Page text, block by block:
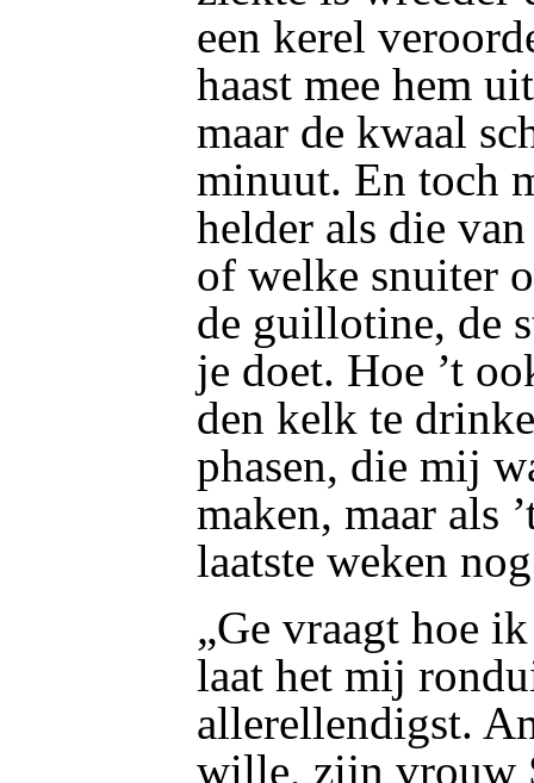
een kerel
haast mee hem
maar de kwaal
minuut. En toch
helder als die
of welke snuiter
de guillotine, de
je doet. Hoe ’t
den kelk te
phasen, die mij
maken, maar als
laatste weken
„Ge vraagt hoe
laat het mij
allerellendigst.
wille, zijn vrouw